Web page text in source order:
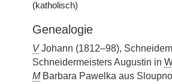
(katholisch)
Genealogie
VJohann (1812–98),
Schneidermeisters Augustin in
MBarbara Pawelka aus